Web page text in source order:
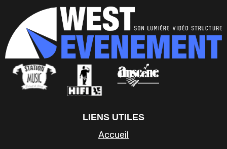
LIENS UTILES
Accueil